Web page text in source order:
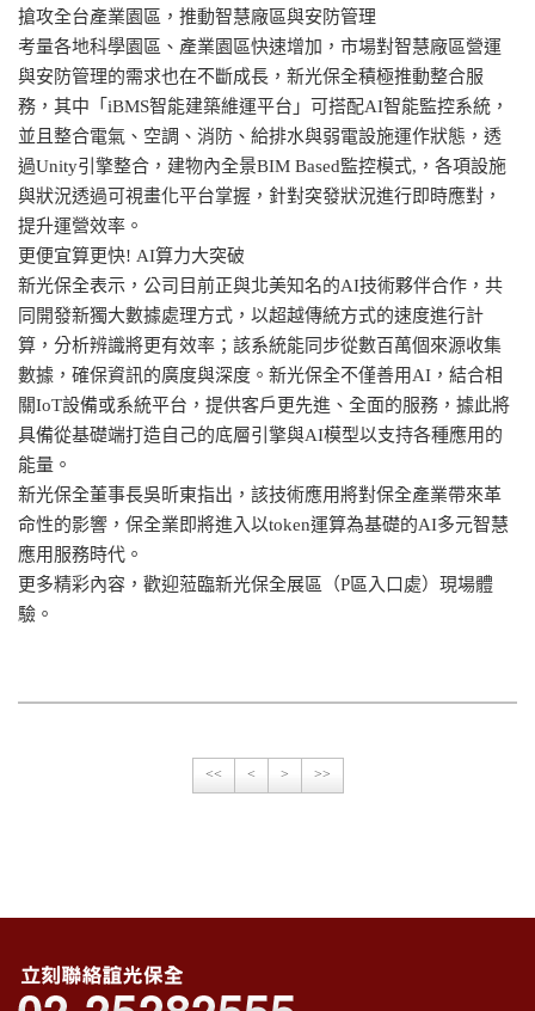
<< < > >>
搶攻全台產業園區，推動智慧廠區與安防管理
考量各地科學園區、產業園區快速增加，市場對智慧廠區營運
與安防管理的需求也在不斷成長，新光保全積極推動整合服
務，其中「iBMS智能建築維運平台」可搭配AI智能監控系統，
並且整合電氣、空調、消防、給排水與弱電設施運作狀態，透
過Unity引擎整合，建物內全景BIM Based監控模式,，各項設施
與狀況透過可視畫化平台掌握，針對突發狀況進行即時應對，
提升運營效率。
更便宜算更快! AI算力大突破
新光保全表示，公司目前正與北美知名的AI技術夥伴合作，共
同開發新獨大數據處理方式，以超越傳統方式的速度進行計
算，分析辨識將更有效率；該系統能同步從數百萬個來源收集
數據，確保資訊的廣度與深度。新光保全不僅善用AI，結合相
關IoT設備或系統平台，提供客戶更先進、全面的服務，據此將
具備從基礎端打造自己的底層引擎與AI模型以支持各種應用的
能量。
新光保全董事長吳昕東指出，該技術應用將對保全產業帶來革
命性的影響，保全業即將進入以token運算為基礎的AI多元智慧
應用服務時代。
更多精彩內容，歡迎蒞臨新光保全展區（P區入口處）現場體
驗。